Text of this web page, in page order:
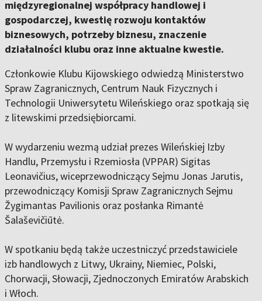
międzyregionalnej współpracy handlowej i
gospodarczej, kwestię rozwoju kontaktów
biznesowych, potrzeby biznesu, znaczenie
działalności klubu oraz inne aktualne kwestie.
Członkowie Klubu Kijowskiego odwiedzą Ministerstwo
Spraw Zagranicznych, Centrum Nauk Fizycznych i
Technologii Uniwersytetu Wileńskiego oraz spotkają się
z litewskimi przedsiębiorcami.
W wydarzeniu wezmą udział prezes Wileńskiej Izby
Handlu, Przemysłu i Rzemiosła (VPPAR) Sigitas
Leonavičius, wiceprzewodniczący Sejmu Jonas Jarutis,
przewodniczący Komisji Spraw Zagranicznych Sejmu
Žygimantas Pavilionis oraz posłanka Rimantė
Šalaševičiūtė.
W spotkaniu będą także uczestniczyć przedstawiciele
izb handlowych z Litwy, Ukrainy, Niemiec, Polski,
Chorwacji, Słowacji, Zjednoczonych Emiratów Arabskich
i Włoch.